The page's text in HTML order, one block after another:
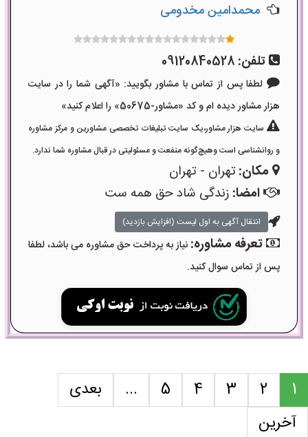
محمدامین مخدومی
تلفن: 09120840528
لطفا پس از تماس با مشاور بگویید: «آگهی شما را در سایت
هزار مشاور دیده ام و کد «مشاور-50675» را اعلام کنید»
سایت هزار مشاور،یک سایت تبلیغات تخصصی مشاورین و مرکز مشاوره
و روانشناسی است وهیچ‌گونه منفعت و مسئولیتی در قبال مشاوره شما ندارد.
مکان:تهران - تهران
امضا: زندگی شاد حق همه ست
انتقال آگهی به اول لیست (افزایش بازدید)
تعرفه مشاوره:نیاز به پرداخت حق مشاوره می باشد، لطفا
پس از تماس سوال کنید.
1
2
3
4
5
...
بعدی
آخرین